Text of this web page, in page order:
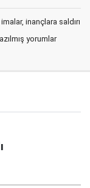
inançlara saldırı
yorumlar